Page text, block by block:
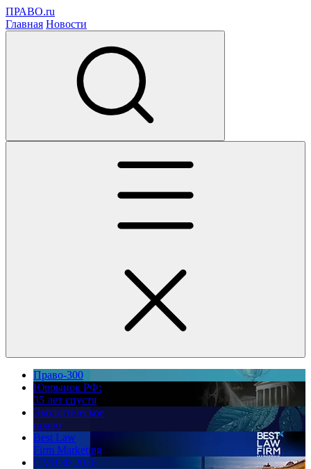
ПРАВО.ru
Главная Новости
Право-300
Юррынок РФ:
35 лет спустя
Экологическое
право
Best Law
Firm Marketing
ПМЮФ 2026